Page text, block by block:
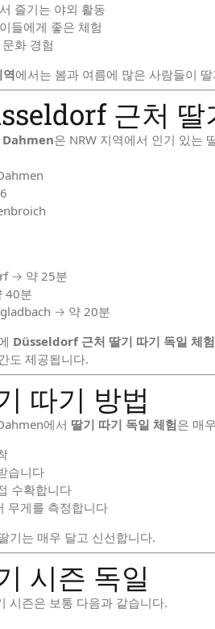
즐기는 야외 활동
들에게 좋은 체험
화 경험
에서는 봄과 여름에 많은 사람들이
근처 딸
은 NRW 지역에서 인기 있는
→ 약 25분
40분
→ 약 20분
Düsseldorf 근처 딸기 따기 독일 체험
도 제공됩니다.
따기 방법
에서 딸기 따기 독일 체험은 매
습니다
수확합니다
무게를 측정합니다
기는 매우 달고 신선합니다.
시즌 독일
시즌은 보통 다음과 같습니다.